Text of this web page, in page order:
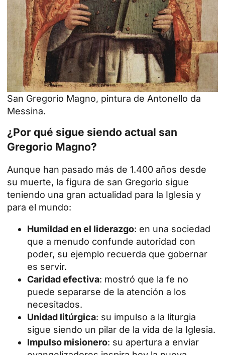
San Gregorio Magno, pintura de Antonello da
Messina.
¿Por qué sigue siendo actual san
Gregorio Magno?
Aunque han pasado más de 1.400 años desde
su muerte, la figura de san Gregorio sigue
teniendo una gran actualidad para la Iglesia y
para el mundo:
Humildad en el liderazgo: en una sociedad
que a menudo confunde autoridad con
poder, su ejemplo recuerda que gobernar
es servir.
Caridad efectiva: mostró que la fe no
puede separarse de la atención a los
necesitados.
Unidad litúrgica: su impulso a la liturgia
sigue siendo un pilar de la vida de la Iglesia.
Impulso misionero: su apertura a enviar